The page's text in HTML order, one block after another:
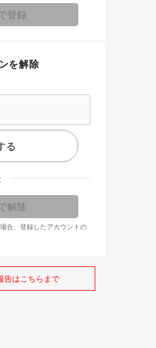
登録
を解除
る
解除
合、登録したアカウントの
告はこちらまで